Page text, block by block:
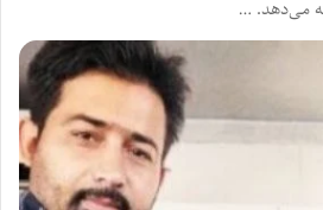
می‌دهد. …